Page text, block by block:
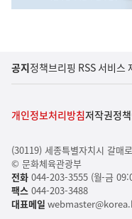
공지정책브리핑 RSS 서비스
개인정보처리방침저작권정책
(30119) 세종특별자치시 갈매
© 문화체육관광부
전화044-203-3555 (월-금
팩스044-203-3488
대표메일